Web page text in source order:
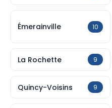
Émerainville 10
La Rochette 9
Quincy-Voisins 9